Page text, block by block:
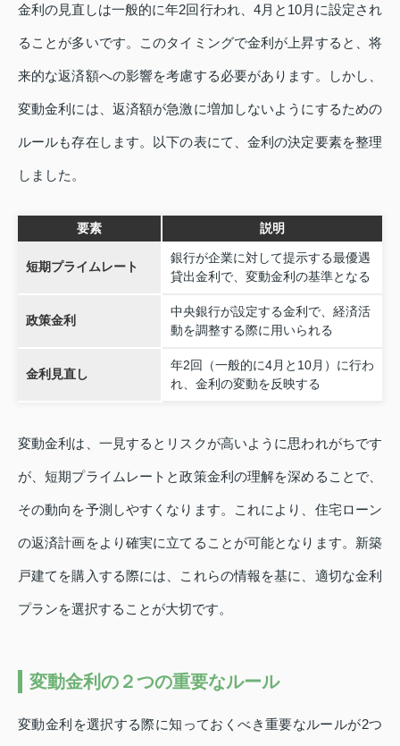
金利の見直しは一般的に年2回行われ、4月と10月に設定され
ることが多いです。このタイミングで金利が上昇すると、将
来的な返済額への影響を考慮する必要があります。しかし、
変動金利には、返済額が急激に増加しないようにするための
ルールも存在します。以下の表にて、金利の決定要素を整理
しました。
要素 説明
短期プライムレート
銀行が企業に対して提示する最優遇
貸出金利で、変動金利の基準となる
政策金利
中央銀行が設定する金利で、経済活
動を調整する際に用いられる
金利見直し
年2回（一般的に4月と10月）に行わ
れ、金利の変動を反映する
変動金利は、一見するとリスクが高いように思われがちです
が、短期プライムレートと政策金利の理解を深めることで、
その動向を予測しやすくなります。これにより、住宅ローン
の返済計画をより確実に立てることが可能となります。新築
戸建てを購入する際には、これらの情報を基に、適切な金利
プランを選択することが大切です。
変動金利の２つの重要なルール
変動金利を選択する際に知っておくべき重要なルールが2つ